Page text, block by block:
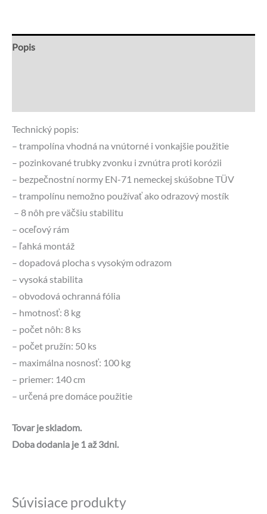
Popis
Technický popis:
– trampolína vhodná na vnútorné i vonkajšie použitie
– pozinkované trubky zvonku i zvnútra proti korózii
– bezpečnostní normy EN-71 nemeckej skúšobne TÜV
– trampolínu nemožno používať ako odrazový mostík
– 8 nôh pre väčšiu stabilitu
– oceľový rám
– ľahká montáž
– dopadová plocha s vysokým odrazom
– vysoká stabilita
– obvodová ochranná fólia
– hmotnosť: 8 kg
– počet nôh: 8 ks
– počet pružín: 50 ks
– maximálna nosnosť: 100 kg
– priemer: 140 cm
– určená pre domáce použitie
Tovar je skladom.
Doba dodania je 1 až 3dni.
Súvisiace produkty